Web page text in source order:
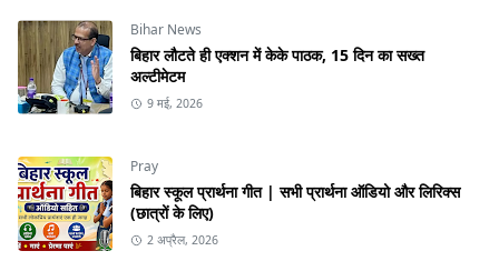
Bihar News
बिहार लौटते ही एक्शन में केके पाठक, 15 दिन का सख्त
अल्टीमेटम
9 मई, 2026
Pray
बिहार स्कूल प्रार्थना गीत | सभी प्रार्थना ऑडियो और लिरिक्स
(छात्रों के लिए)
2 अप्रैल, 2026